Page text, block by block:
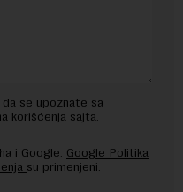
se upoznate sa
korišćenja sajta.
i Google. Google Politika
su primenjeni.